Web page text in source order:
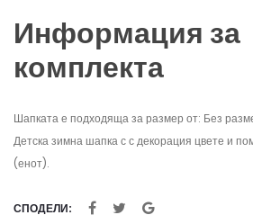
Информация за
комплекта
Шапката е подходяща за размер от: Без
Детска зимна шапка с с декорация цвете и
(енот).
СПОДЕЛИ: